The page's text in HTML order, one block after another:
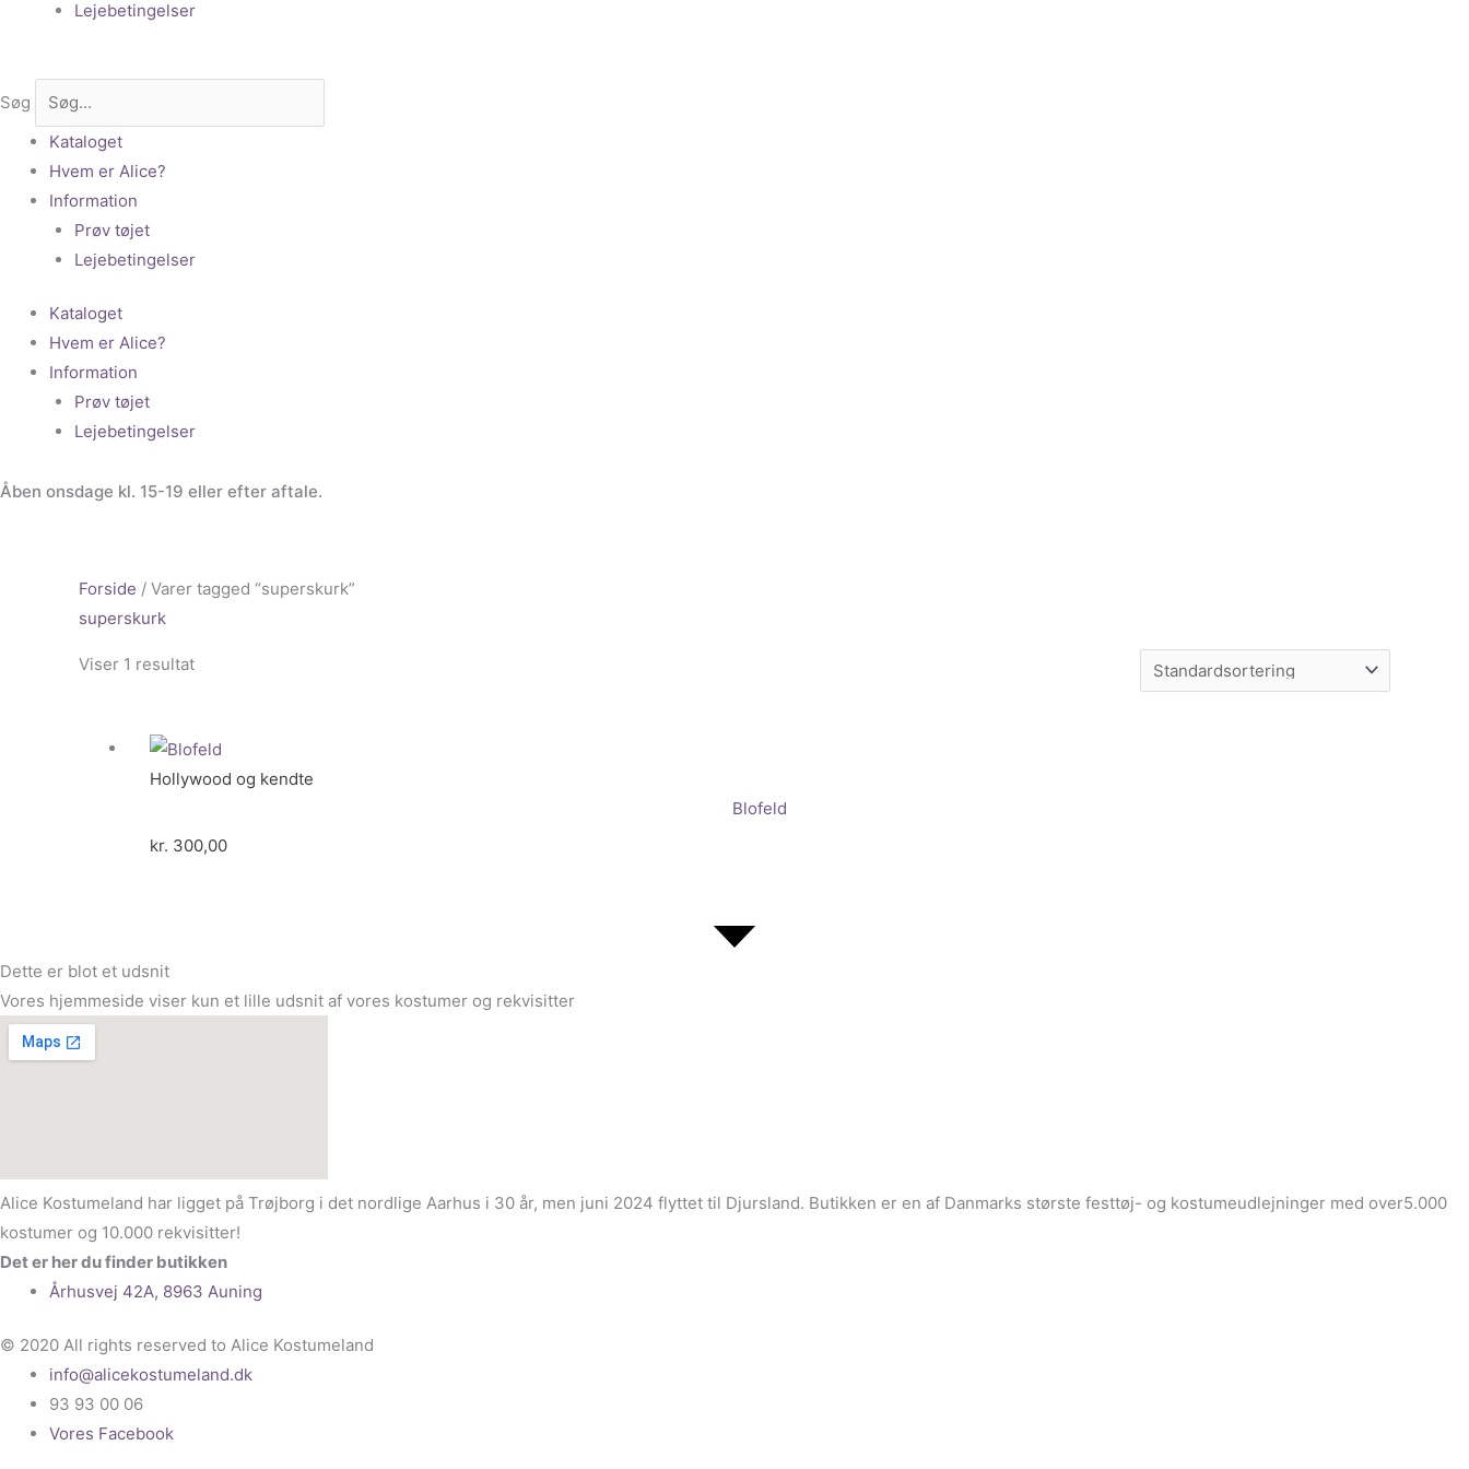
Lejebetingelser
Søg
Kataloget
Hvem er Alice?
Information
Prøv tøjet
Lejebetingelser
Kataloget
Hvem er Alice?
Information
Prøv tøjet
Lejebetingelser
Åben onsdage kl. 15-19 eller efter aftale.
Forside / Varer tagged “superskurk”
superskurk
Viser 1 resultat
Hollywood og kendte
Blofeld
kr. 300,00
Dette er blot et udsnit
Vores hjemmeside viser kun et lille udsnit af vores kostumer og rekvisitter
Alice Kostumeland har ligget på Trøjborg i det nordlige Aarhus i 30 år, men juni 2024 flyttet til Djursland. Butikken er en af Danmarks største festtøj- og kostumeudlejninger med over5.000
kostumer og 10.000 rekvisitter!
Det er her du finder butikken
Århusvej 42A, 8963 Auning
© 2020 All rights reserved to Alice Kostumeland
info@alicekostumeland.dk
93 93 00 06
Vores Facebook